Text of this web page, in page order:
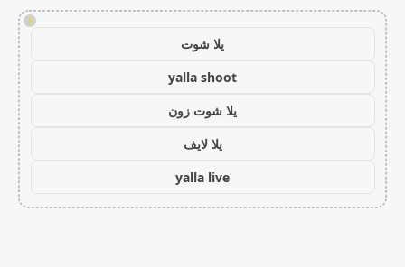
!
يلا شوت
yalla shoot
يلا شوت زون
يلا لايف
yalla live